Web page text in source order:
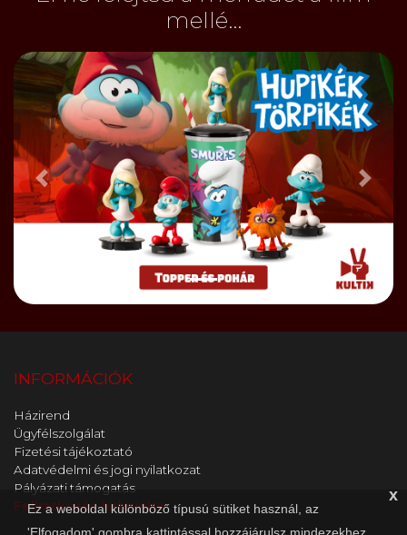
mellé...
Előző
x
Ez a weboldal különböző típusú sütiket használ, az
INFORMÁCIÓK
Házirend
Ügyfélszolgálat
Fizetési tájékoztató
Adatvédelmi és jogi nyilatkozat
Pályázati támogatás
Feliratkozás hírlevélre